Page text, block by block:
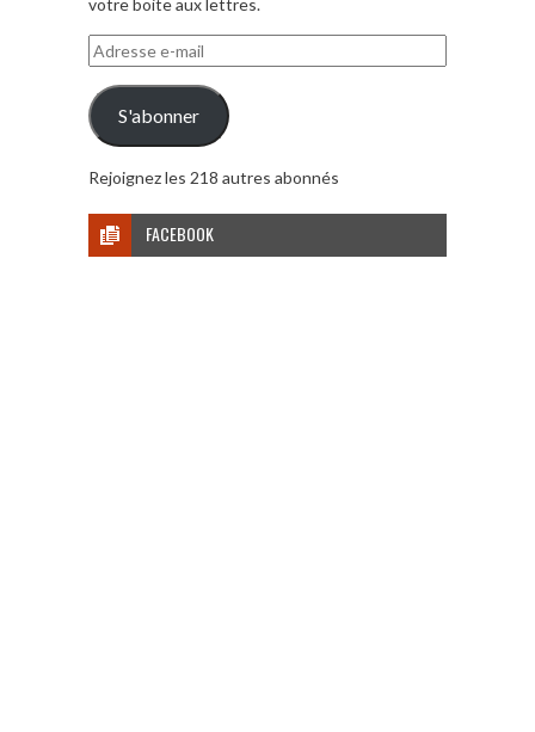
votre boite aux lettres.
Adresse
e-
mail
S'abonner
Rejoignez les 218 autres abonnés
FACEBOOK